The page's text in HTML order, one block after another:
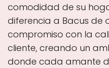
comodidad de su
diferencia a Bacus de
compromiso con la
cliente, creando un
donde cada amante